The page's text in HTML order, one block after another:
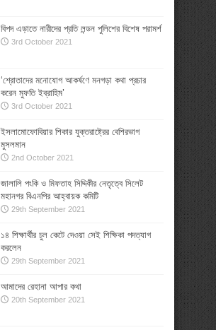
বিপদ এড়াতে নারীদের প্রতি লন্ডন পুলিশের বিশেষ পরামর্শ
3rd October 2021
‘শ্রোতাদের মনোযোগ আকর্ষণে মনগড়া কথা প্রচার
করেন মুফতি ইব্রাহিম’
3rd October 2021
ইসলামোফোবিয়ার শিকার যুক্তরাষ্ট্রের বেশিরভাগ
মুসলমান
2nd October 2021
জালালি পংকি ও মিফতাহ সিদ্দিকীর নেতৃত্বে সিলেট
মহানগর বিএনপির আহ্বায়ক কমিটি
29th September 2021
১৪ শিক্ষার্থীর চুল কেটে দেওয়া সেই শিক্ষিকা পদত্যাগ
করলেন
29th September 2021
আমাদের রেহানা আপার কথা
20th September 2021